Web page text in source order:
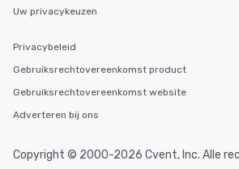
Uw privacykeuzen
Privacybeleid
Gebruiksrechtovereenkomst product
Gebruiksrechtovereenkomst website
Adverteren bij ons
Copyright © 2000-2026 Cvent, Inc. Alle